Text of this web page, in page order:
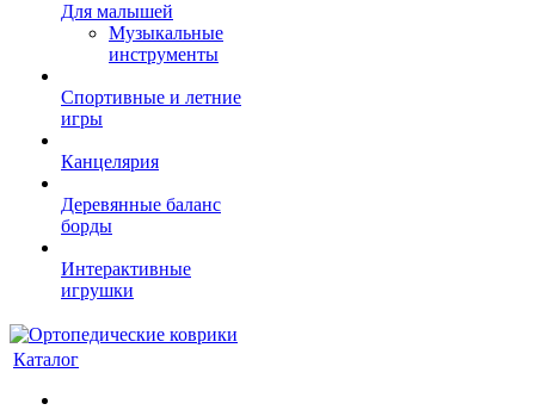
Для малышей
Музыкальные
инструменты
Спортивные и летние
игры
Канцелярия
Деревянные баланс
борды
Интерактивные
игрушки
Каталог